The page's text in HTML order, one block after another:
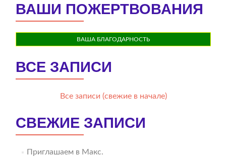
ВАШИ ПОЖЕРТВОВАНИЯ
ВАША БЛАГОДАРНОСТЬ
ВСЕ ЗАПИСИ
Все записи (свежие в начале)
СВЕЖИЕ ЗАПИСИ
Приглашаем в Макс.